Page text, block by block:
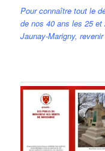
Pour connaître tout le
de nos 40 ans les 25
Jaunay-Marigny,